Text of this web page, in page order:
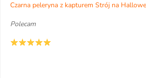
Czarna peleryna z kapturem Strój na
Polecam